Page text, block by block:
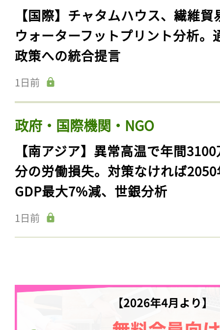
【国際】チャタムハウス、繊維貿
ウォーターフットプリント分析。
政策への統合提言
1日前
政府・国際機関・NGO
【南アジア】異常高温で年間
分の労働損失。対策なければ
GDP最大7%減、世銀分析
1日前